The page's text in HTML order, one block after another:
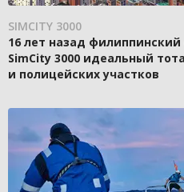
SIMCITY 3000
16 лет назад филиппинский
SimCity 3000 идеальный
и полицейских участков